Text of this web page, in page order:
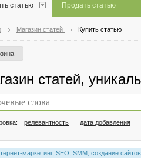
статью Продать статью
Магазин статей Купить статью
статей,
релевантность дата добавления
маркетинг, SEO, SMM, создание сайтов